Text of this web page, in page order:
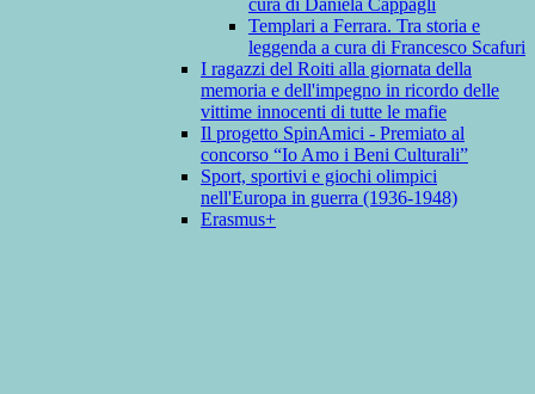
cura di Daniela Cappagli
Templari a Ferrara. Tra storia e
leggenda a cura di Francesco Scafuri
I ragazzi del Roiti alla giornata della
memoria e dell'impegno in ricordo delle
vittime innocenti di tutte le mafie
Il progetto SpinAmici - Premiato al
concorso “Io Amo i Beni Culturali”
Sport, sportivi e giochi olimpici
nell'Europa in guerra (1936-1948)
Erasmus+